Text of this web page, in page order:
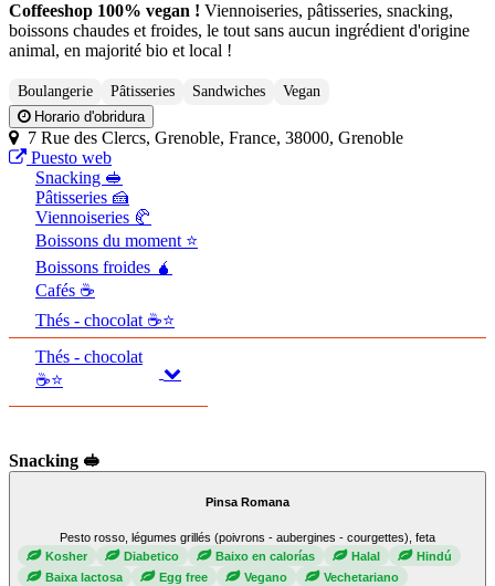
Coffeeshop 100% vegan ! Viennoiseries, pâtisseries, snacking,
boissons chaudes et froides, le tout sans aucun ingrédient d'origine
animal, en majorité bio et local !
Boulangerie Pâtisseries Sandwiches
Vegan
Horario d'obridura
7 Rue des Clercs, Grenoble, France, 38000, Grenoble
Puesto web
Snacking 🥪
Pâtisseries 🍰
Viennoiseries 🥐
Boissons du moment ⭐
Boissons froides 🧉
Cafés ☕
Thés - chocolat ☕⭐
Thés - chocolat
☕⭐
Snacking 🥪
Pinsa Romana
Pesto rosso, légumes grillés (poivrons - aubergines - courgettes), feta
Kosher
Diabetico Baixo en calorías Halal
Hindú
Baixa lactosa
Egg free Vegano Vechetariano